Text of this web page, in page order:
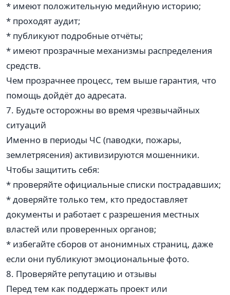
* имеют положительную медийную историю;
* проходят аудит;
* публикуют подробные отчёты;
* имеют прозрачные механизмы распределения
средств.
Чем прозрачнее процесс, тем выше гарантия, что
помощь дойдёт до адресата.
7. Будьте осторожны во время чрезвычайных
ситуаций
Именно в периоды ЧС (паводки, пожары,
землетрясения) активизируются мошенники.
Чтобы защитить себя:
* проверяйте официальные списки пострадавших;
* доверяйте только тем, кто предоставляет
документы и работает с разрешения местных
властей или проверенных органов;
* избегайте сборов от анонимных страниц, даже
если они публикуют эмоциональные фото.
8. Проверяйте репутацию и отзывы
Перед тем как поддержать проект или